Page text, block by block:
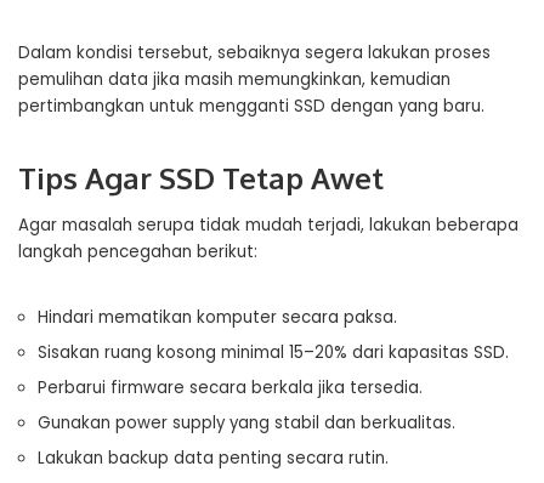
Dalam kondisi tersebut, sebaiknya segera lakukan proses
pemulihan data jika masih memungkinkan, kemudian
pertimbangkan untuk mengganti SSD dengan yang baru.
Tips Agar SSD Tetap Awet
Agar masalah serupa tidak mudah terjadi, lakukan beberapa
langkah pencegahan berikut:
Hindari mematikan komputer secara paksa.
Sisakan ruang kosong minimal 15–20% dari kapasitas SSD.
Perbarui firmware secara berkala jika tersedia.
Gunakan power supply yang stabil dan berkualitas.
Lakukan backup data penting secara rutin.